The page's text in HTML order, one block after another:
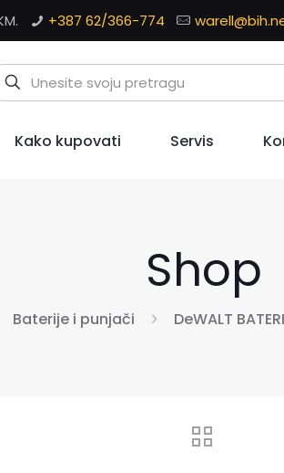
+387 62/366-774
Kako kupovati Servis
Shop
Baterije i punjači DeWALT